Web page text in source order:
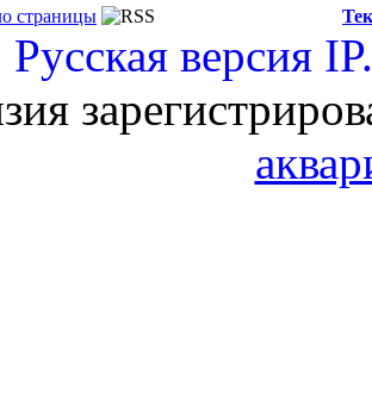
Русская версия